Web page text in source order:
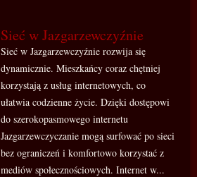
Sieć w Jazgarzewczyźnie
Sieć w Jazgarzewczyźnie rozwija się
dynamicznie. Mieszkańcy coraz chętniej
korzystają z usług internetowych, co
ułatwia codzienne życie. Dzięki dostępowi
do szerokopasmowego internetu
Jazgarzewczyczanie mogą surfować po sieci
bez ograniczeń i komfortowo korzystać z
mediów społecznościowych. Internet w...